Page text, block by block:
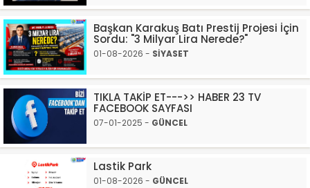
Başkan Karakuş Batı Prestij Projesi İçin
Sordu: "3 Milyar Lira Nerede?"
01-08-2026 - SİYASET
TIKLA TAKİP ET--->> HABER 23 TV
FACEBOOK SAYFASI
07-01-2025 - GÜNCEL
Lastik Park
01-08-2026 - GÜNCEL